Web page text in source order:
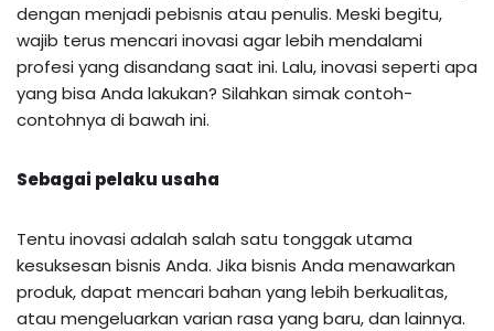
dengan menjadi pebisnis atau penulis. Meski begitu,
wajib terus mencari inovasi agar lebih mendalami
profesi yang disandang saat ini. Lalu, inovasi seperti apa
yang bisa Anda lakukan? Silahkan simak contoh-
contohnya di bawah ini.
Sebagai pelaku usaha
Tentu inovasi adalah salah satu tonggak utama
kesuksesan bisnis Anda. Jika bisnis Anda menawarkan
produk, dapat mencari bahan yang lebih berkualitas,
atau mengeluarkan varian rasa yang baru, dan lainnya.